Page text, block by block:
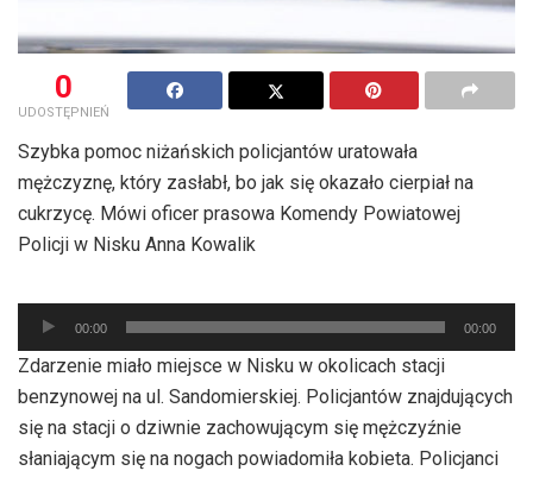
0
UDOSTĘPNIEŃ
Szybka pomoc niżańskich policjantów uratowała
mężczyznę, który zasłabł, bo jak się okazało cierpiał na
cukrzycę. Mówi oficer prasowa Komendy Powiatowej
Policji w Nisku Anna Kowalik
Odtwarzacz
plików
dźwiękowych
00:00 00:00
Zdarzenie miało miejsce w Nisku w okolicach stacji
benzynowej na ul. Sandomierskiej. Policjantów znajdujących
się na stacji o dziwnie zachowującym się mężczyźnie
słaniającym się na nogach powiadomiła kobieta. Policjanci